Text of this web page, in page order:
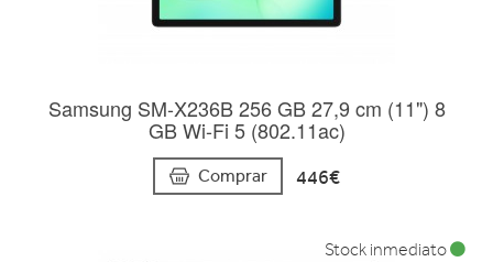
Samsung SM-X236B 256 GB 27,9 cm (11") 8
GB Wi-Fi 5 (802.11ac)
Comprar 446€
Stock inmediato